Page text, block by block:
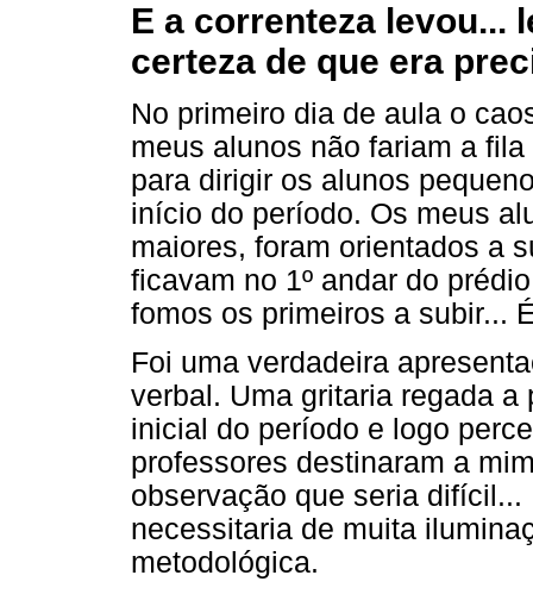
E a correnteza levou...
certeza de que era
No primeiro dia de aula o
meus alunos não fariam a
para dirigir os alunos
início do período. Os meus
maiores, foram orientados a
ficavam no 1º andar do
fomos os primeiros a subir...
Foi uma verdadeira
verbal. Uma gritaria regada
inicial do período e logo
professores destinaram a
observação que seria
necessitaria de muita
metodológica.